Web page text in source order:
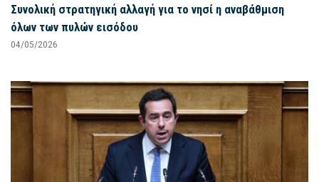
Συνολική στρατηγική αλλαγή για το νησί η αναβάθμιση
όλων των πυλών εισόδου
04/05/2026